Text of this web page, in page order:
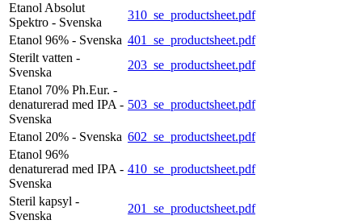
Etanol Absolut
Spektro - Svenska
310_se_productsheet.pdf
Etanol 96% - Svenska 401_se_productsheet.pdf
Sterilt vatten -
Svenska
203_se_productsheet.pdf
Etanol 70% Ph.Eur. -
denaturerad med IPA -
Svenska
503_se_productsheet.pdf
Etanol 20% - Svenska 602_se_productsheet.pdf
Etanol 96%
denaturerad med IPA -
Svenska
410_se_productsheet.pdf
Steril kapsyl -
Svenska
201_se_productsheet.pdf